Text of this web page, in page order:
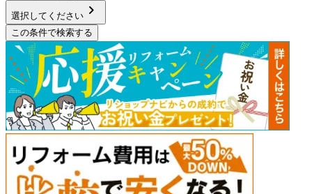
選択してください chevron_right
この条件で検索する